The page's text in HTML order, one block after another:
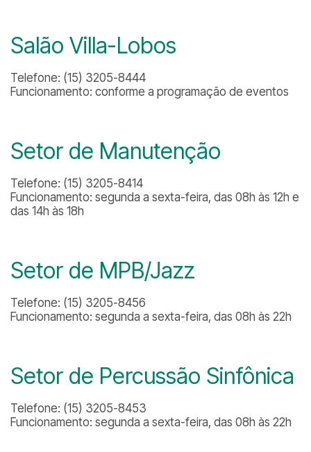
Salão Villa-Lobos
Telefone: (15) 3205-8444
Funcionamento: conforme a programação de eventos
Setor de Manutenção
Telefone: (15) 3205-8414
Funcionamento: segunda a sexta-feira, das 08h às 12h e
das 14h às 18h
Setor de MPB/Jazz
Telefone: (15) 3205-8456
Funcionamento: segunda a sexta-feira, das 08h às 22h
Setor de Percussão Sinfônica
Telefone: (15) 3205-8453
Funcionamento: segunda a sexta-feira, das 08h às 22h